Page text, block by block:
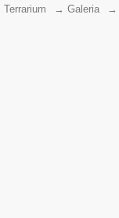
Terrarium → Galeria →